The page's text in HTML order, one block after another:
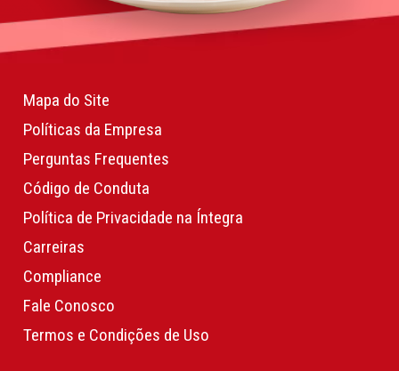
Mapa do Site
Políticas da Empresa
Perguntas Frequentes
Código de Conduta
Política de Privacidade na Íntegra
Carreiras
Compliance
Fale Conosco
Termos e Condições de Uso